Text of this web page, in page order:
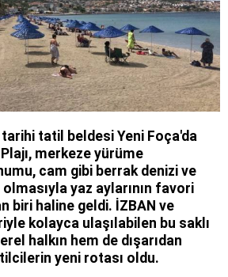
tatil beldesi Yeni Foça'da
merkeze yürüme
cam gibi berrak denizi ve
yaz aylarının favori
biri haline geldi. İZBAN ve
kolayca ulaşılabilen bu saklı
halkın hem de dışarıdan
yeni rotası oldu.